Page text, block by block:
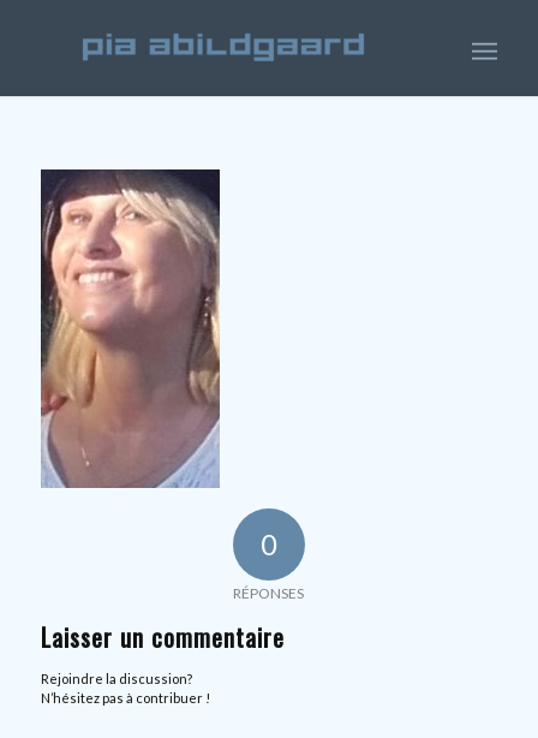
0
RÉPONSES
Laisser un commentaire
Rejoindre la discussion?
N’hésitez pas à contribuer !